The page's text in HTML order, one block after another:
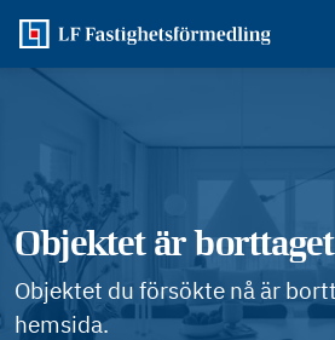
Objektet är borttaget
Objektet du försökte nå är
hemsida.